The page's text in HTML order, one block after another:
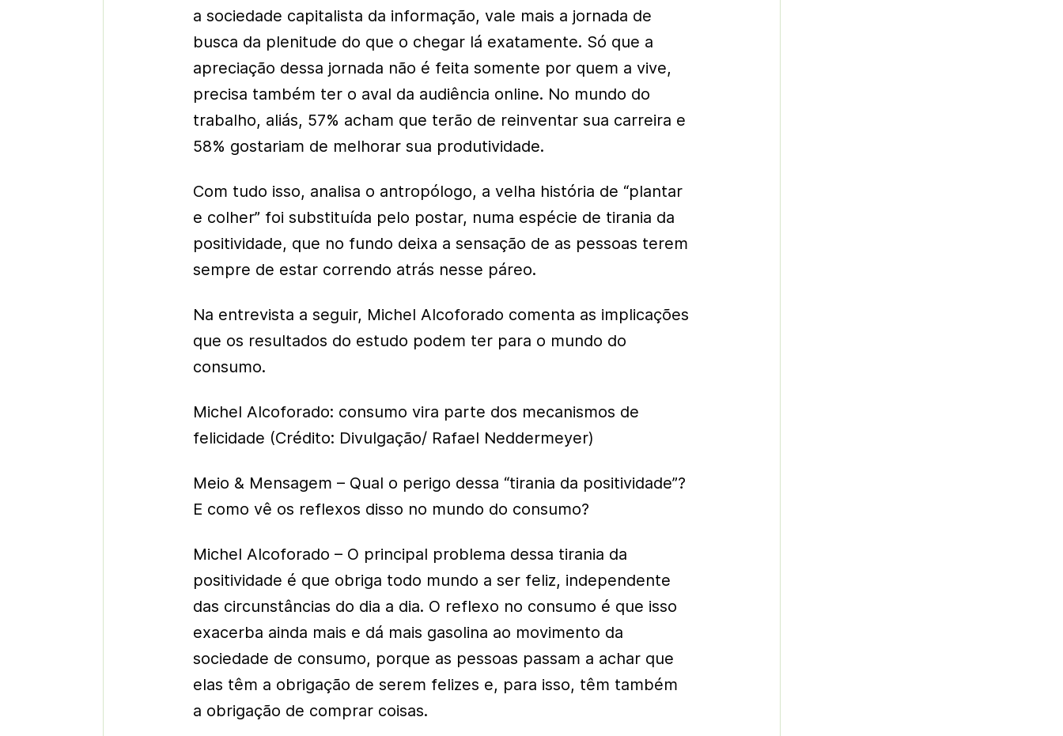
a sociedade capitalista da informação, vale mais a jornada de
busca da plenitude do que o chegar lá exatamente. Só que a
apreciação dessa jornada não é feita somente por quem a vive,
precisa também ter o aval da audiência online. No mundo do
trabalho, aliás, 57% acham que terão de reinventar sua carreira e
58% gostariam de melhorar sua produtividade.
Com tudo isso, analisa o antropólogo, a velha história de “plantar
e colher” foi substituída pelo postar, numa espécie de tirania da
positividade, que no fundo deixa a sensação de as pessoas terem
sempre de estar correndo atrás nesse páreo.
Na entrevista a seguir, Michel Alcoforado comenta as implicações
que os resultados do estudo podem ter para o mundo do
consumo.
Michel Alcoforado: consumo vira parte dos mecanismos de
felicidade (Crédito: Divulgação/ Rafael Neddermeyer)
Meio & Mensagem – Qual o perigo dessa “tirania da positividade”?
E como vê os reflexos disso no mundo do consumo?
Michel Alcoforado – O principal problema dessa tirania da
positividade é que obriga todo mundo a ser feliz, independente
das circunstâncias do dia a dia. O reflexo no consumo é que isso
exacerba ainda mais e dá mais gasolina ao movimento da
sociedade de consumo, porque as pessoas passam a achar que
elas têm a obrigação de serem felizes e, para isso, têm também
a obrigação de comprar coisas.